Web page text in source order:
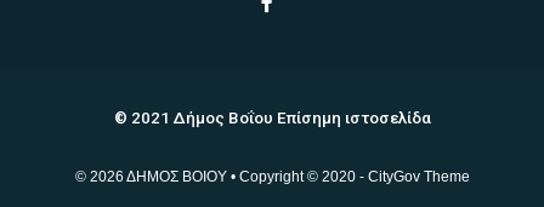
© 2021 Δήμος Βοΐου Επίσημη ιστοσελίδα
© 2026 ΔΗΜΟΣ ΒΟΙΟΥ • Copyright © 2020 - CityGov Theme